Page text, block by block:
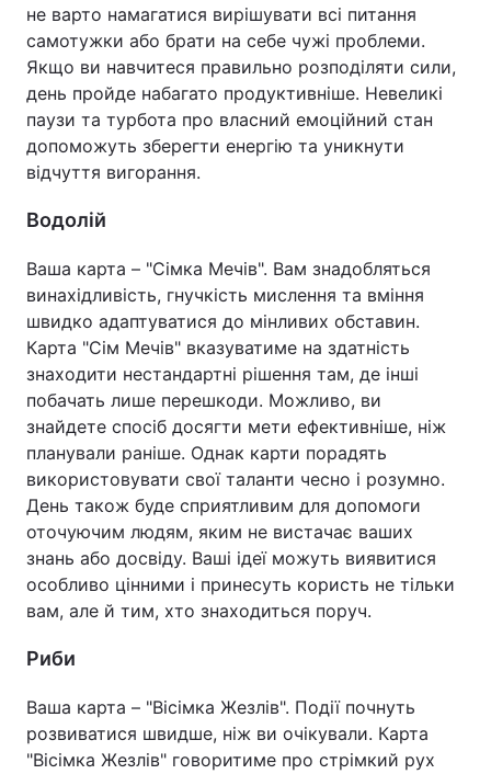
не варто намагатися вирішувати всі питання
самотужки або брати на себе чужі проблеми.
Якщо ви навчитеся правильно розподіляти сили,
день пройде набагато продуктивніше. Невеликі
паузи та турбота про власний емоційний стан
допоможуть зберегти енергію та уникнути
відчуття вигорання.
Водолій
Ваша карта – "Сімка Мечів". Вам знадобляться
винахідливість, гнучкість мислення та вміння
швидко адаптуватися до мінливих обставин.
Карта "Сім Мечів" вказуватиме на здатність
знаходити нестандартні рішення там, де інші
побачать лише перешкоди. Можливо, ви
знайдете спосіб досягти мети ефективніше, ніж
планували раніше. Однак карти порадять
використовувати свої таланти чесно і розумно.
День також буде сприятливим для допомоги
оточуючим людям, яким не вистачає ваших
знань або досвіду. Ваші ідеї можуть виявитися
особливо цінними і принесуть користь не тільки
вам, але й тим, хто знаходиться поруч.
Риби
Ваша карта – "Вісімка Жезлів". Події почнуть
розвиватися швидше, ніж ви очікували. Карта
"Вісімка Жезлів" говоритиме про стрімкий рух